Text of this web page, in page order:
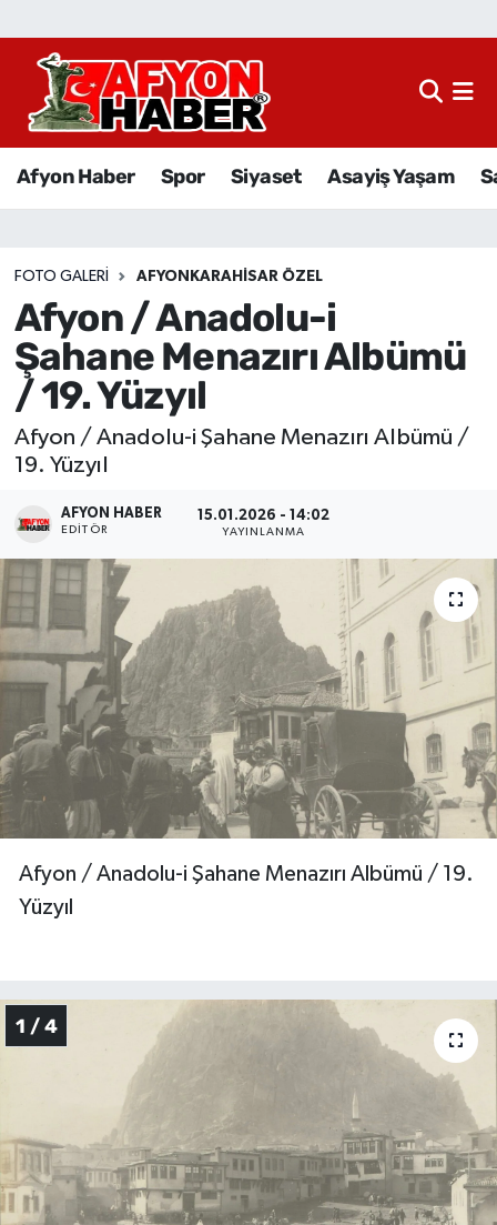
Afyon Haber Spor Siyaset Asayiş Yaşam
FOTO GALERI AFYONKARAHISAR ÖZEL
Afyon / Anadolu-i
Şahane Menazırı Albümü
/ 19. Yüzyıl
Afyon / Anadolu-i Şahane Menazırı Albümü /
19. Yüzyıl
AFYON HABER
EDITÖR
15.01.2026 - 14:02
YAYINLANMA
Afyon / Anadolu-i Şahane Menazırı Albümü / 19.
Yüzyıl
1 / 4
Afyon Haber
Sağlık
Eğitim
Sivil Toplum
Ekonomi
Magazin
Etkinlikler